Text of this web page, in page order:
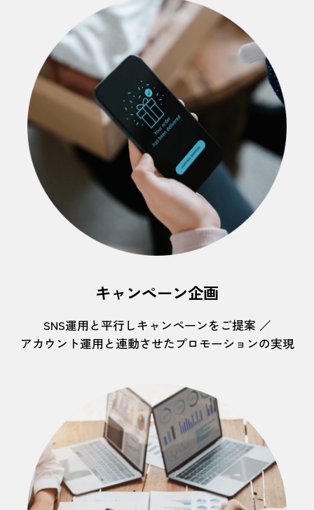
キャンペーン企画
SNS運用と平行しキャンペーンをご提案 ／
アカウント運用と連動させたプロモーションの実現